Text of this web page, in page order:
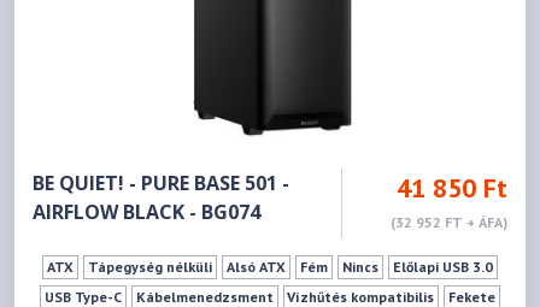
BE QUIET! - PURE BASE 501 -
AIRFLOW BLACK - BG074
41 850 Ft
(32 952 FT + ÁFA)
ATX Tápegység nélküli Alsó ATX Fém Nincs
Előlapi USB 3.0
USB Type-C
Kábelmenedzsment Vízhűtés kompatibilis
Fekete